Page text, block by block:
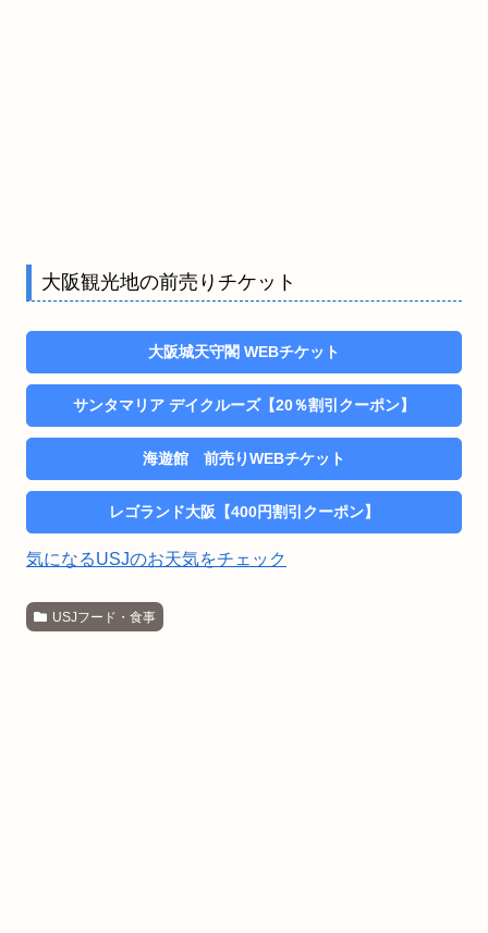
大阪観光地の前売りチケット
大阪城天守閣 WEBチケット
サンタマリア デイクルーズ【20％割引クーポン】
海遊館 前売りWEBチケット
レゴランド大阪【400円割引クーポン】
気になるUSJのお天気をチェック
USJフード・食事